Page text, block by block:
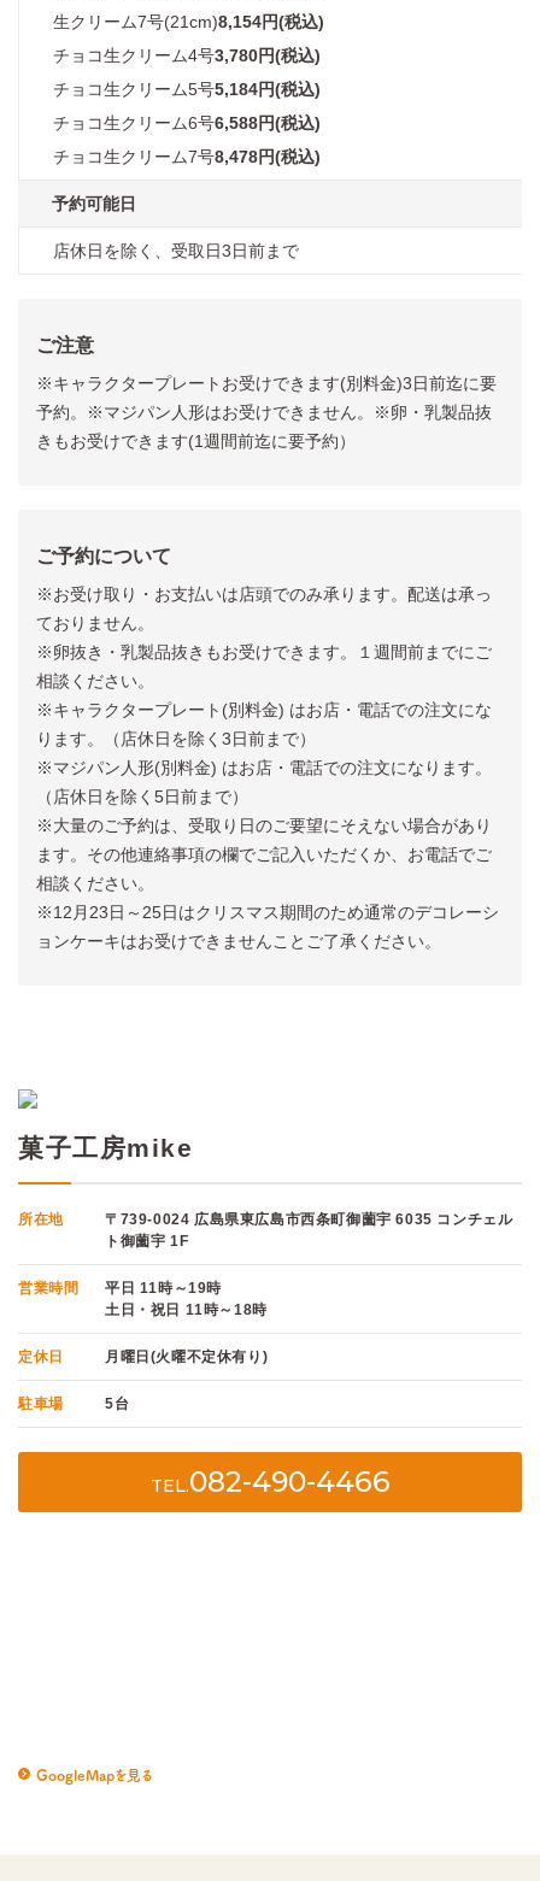
生クリーム7号(21cm)8,154円(税込)
チョコ生クリーム4号3,780円(税込)
チョコ生クリーム5号5,184円(税込)
チョコ生クリーム6号6,588円(税込)
チョコ生クリーム7号8,478円(税込)
予約可能日
店休日を除く、受取日3日前まで
ご注意
※キャラクタープレートお受けできます(別料金)3日前迄に要
予約。※マジパン人形はお受けできません。※卵・乳製品抜
きもお受けできます(1週間前迄に要予約）
ご予約について
※お受け取り・お支払いは店頭でのみ承ります。配送は承っ
ておりません。
※卵抜き・乳製品抜きもお受けできます。１週間前までにご
相談ください。
※キャラクタープレート(別料金) はお店・電話での注文にな
ります。（店休日を除く3日前まで）
※マジパン人形(別料金) はお店・電話での注文になります。
（店休日を除く5日前まで）
※大量のご予約は、受取り日のご要望にそえない場合があり
ます。その他連絡事項の欄でご記入いただくか、お電話でご
相談ください。
※12月23日～25日はクリスマス期間のため通常のデコレーシ
ョンケーキはお受けできませんことご了承ください。
菓子工房mike
所在地
〒739-0024 広島県東広島市西条町御薗宇 6035 コンチェル
ト御薗宇 1F
営業時間
平日 11時～19時
土日・祝日 11時～18時
定休日 月曜日(火曜不定休有り)
駐車場 5台
TEL.082-490-4466
GoogleMapを見る